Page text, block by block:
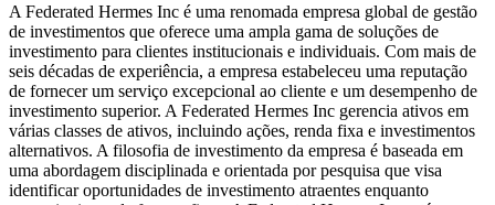
A Federated Hermes Inc é uma renomada empresa global de gestão
de investimentos que oferece uma ampla gama de soluções de
investimento para clientes institucionais e individuais. Com mais de
seis décadas de experiência, a empresa estabeleceu uma reputação
de fornecer um serviço excepcional ao cliente e um desempenho de
investimento superior. A Federated Hermes Inc gerencia ativos em
várias classes de ativos, incluindo ações, renda fixa e investimentos
alternativos. A filosofia de investimento da empresa é baseada em
uma abordagem disciplinada e orientada por pesquisa que visa
identificar oportunidades de investimento atraentes enquanto